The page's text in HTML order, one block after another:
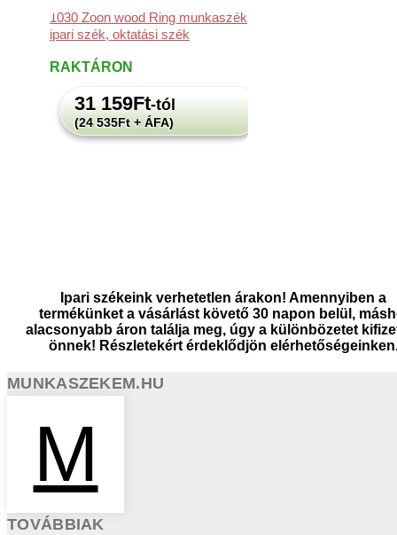
1030 Zoon wood Ring munkaszék,
ipari szék, oktatási szék
RAKTÁRON
31 159Ft-tól
(24 535Ft + ÁFA)
Ipari székeink verhetetlen árakon! Amennyiben a
termékünket a vásárlást követő 30 napon belül,
alacsonyabb áron találja meg, úgy a különbözetet
önnek! Részletekért érdeklődjön
MUNKASZEKEM.HU
M
TOVÁBBIAK